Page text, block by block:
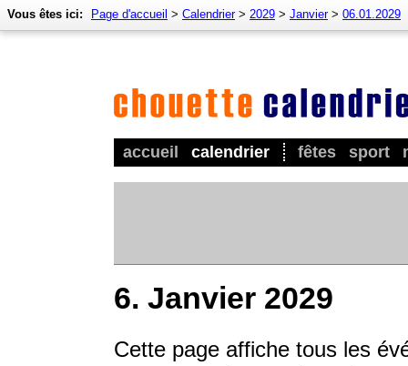
accueil calendrier fêtes sport
Vous êtes ici: Page d'accueil > Calendrier> 2029 > Janvier> 06.01.2029
6. Janvier 2029
Cette page affiche tous les